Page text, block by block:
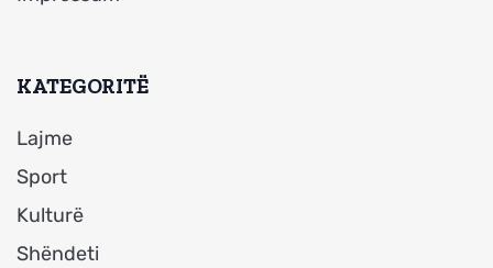
KATEGORITË
Lajme
Sport
Kulturë
Shëndeti